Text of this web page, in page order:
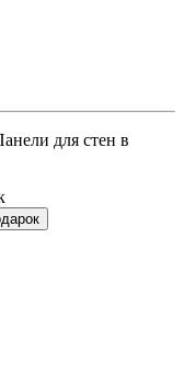
для стен в